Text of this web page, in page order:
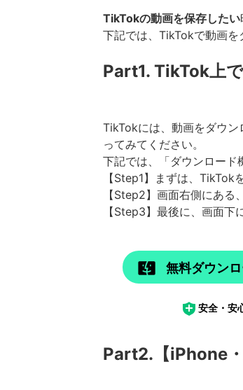
TikTokの動画を保存したい
下記では、TikTokで動画を
Part1. TikTok上
TikTokには、動画をダウン
ってみてください。
下記では、「ダウンロード
【Step1】まずは、TikTok
【Step2】画面右側にある
【Step3】最後に、画面下
無料ダウン
安全・安
Part2.【iPhone